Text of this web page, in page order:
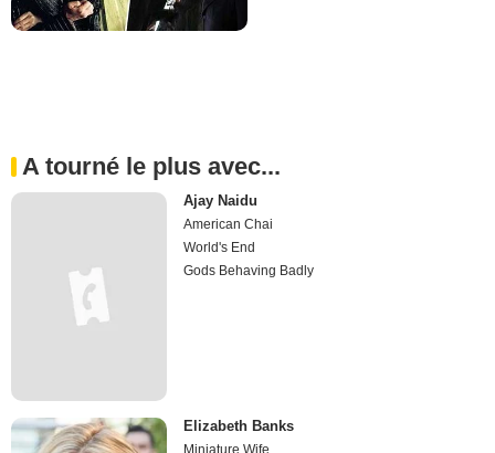
A tourné le plus avec...
Ajay Naidu
American Chai
World's End
Gods Behaving Badly
Elizabeth Banks
Miniature Wife